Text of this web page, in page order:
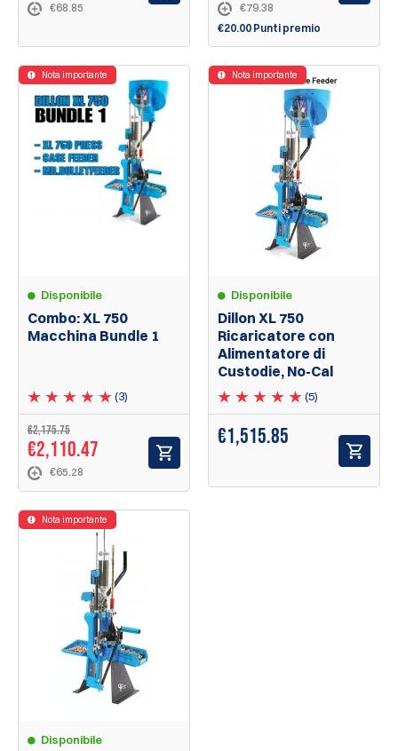
€68.85
€79.38
€20.00 Punti premio
Disponibile
Combo: XL 750
Macchina Bundle 1
(3)
Nota importante
€2,175.75
€2,110.47
€65.28
Disponibile
Dillon XL 750
Ricaricatore con
Alimentatore di
Custodie, No-Cal
(5)
Nota importante
€1,515.85
Disponibile
Nota importante